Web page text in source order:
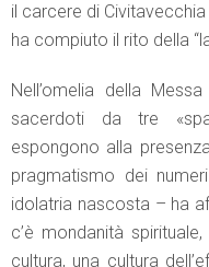
il carcere di
ha compiuto il rito della
Nell’omelia della
sacerdoti da tre
espongono alla
pragmatismo dei
idolatria nascosta – ha
c’è mondanità
cultura, una cultura